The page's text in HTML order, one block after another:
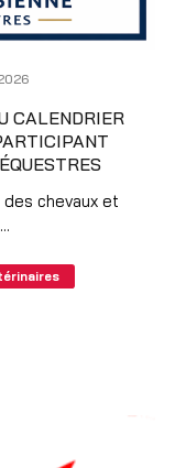
CALENDRIER
chevaux et